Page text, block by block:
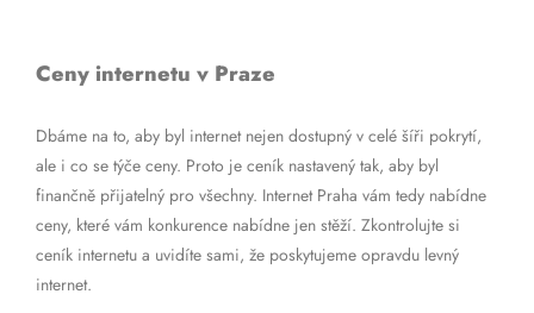
Ceny internetu v Praze
Dbáme na to, aby byl internet nejen dostupný v celé šíři pokrytí,
ale i co se týče ceny. Proto je ceník nastavený tak, aby byl
finančně přijatelný pro všechny. Internet Praha vám tedy nabídne
ceny, které vám konkurence nabídne jen stěží. Zkontrolujte si
ceník internetu a uvidíte sami, že poskytujeme opravdu levný
internet.